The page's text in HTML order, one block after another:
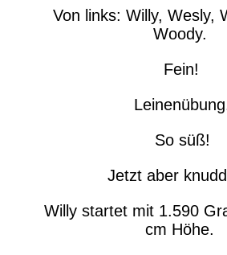
Von links: Willy, Wesly,
Woody.
Fein!
So süß!
Jetzt aber
Willy startet mit 1.590
cm Höhe.